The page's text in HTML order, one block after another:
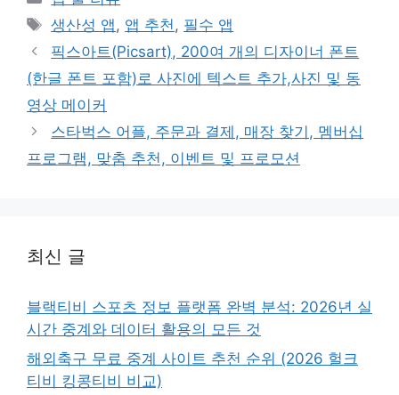
테
고
리
태
그
생산성 앱 , 앱 추천 , 필수 앱
픽스아트(Picsart), 200여 개의 디자이너 폰트
(한글 폰트 포함)로 사진에 텍스트 추가,사진 및 동
영상 메이커
스타벅스 어플, 주문과 결제, 매장 찾기, 멤버십
프로그램, 맞춤 추천, 이벤트 및 프로모션
최신 글
블랙티비 스포츠 정보 플랫폼 완벽 분석: 2026년 실
시간 중계와 데이터 활용의 모든 것
해외축구 무료 중계 사이트 추천 순위 (2026 헐크
티비 킹콩티비 비교)